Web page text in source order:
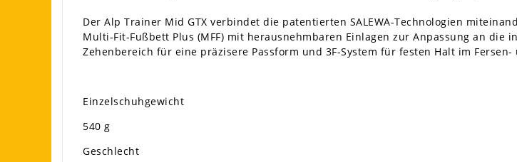
Der Alp Trainer Mid GTX verbindet die patentierten SALEWA-Technologien
Multi-Fit-Fußbett Plus (MFF) mit herausnehmbaren Einlagen zur Anpassung an
Zehenbereich für eine präzisere Passform und 3F-System für festen Halt im
Einzelschuhgewicht
540 g
Geschlecht